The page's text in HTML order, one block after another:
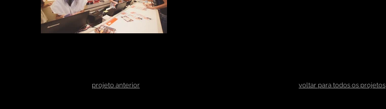
voltar para todos os projetos
projeto anterior